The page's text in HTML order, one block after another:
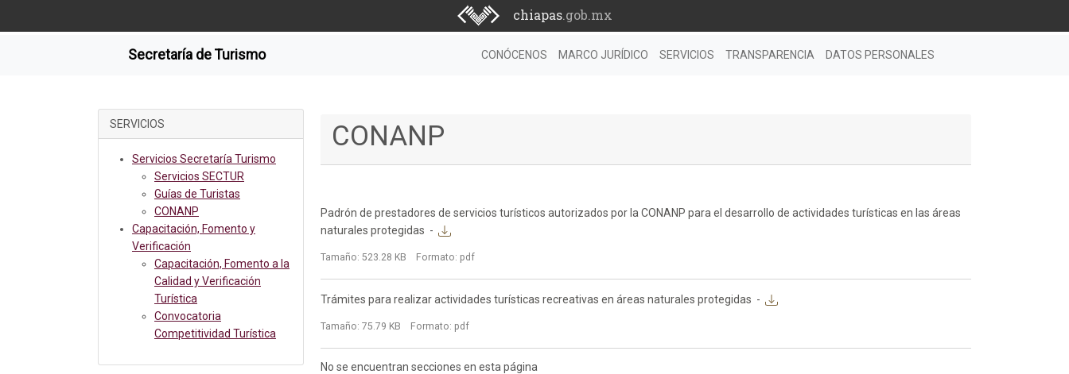
chiapas.gob.mx
Secretaría de Turismo CONÓCENOS MARCO JURÍDICO SERVICIOS TRANSPARENCIA DATOS PERSONALES
SERVICIOS
Servicios Secretaría Turismo
Servicios SECTUR
Guías de Turistas
CONANP
Capacitación, Fomento y
Verificación
Capacitación, Fomento a la
Calidad y Verificación
Turística
Convocatoria
Competitividad Turística
CONANP
Padrón de prestadores de servicios turísticos autorizados por la CONANP para el desarrollo de actividades turísticas en las áreas
naturales protegidas -
Tamaño: 523.28 KB Formato: pdf
Trámites para realizar actividades turísticas recreativas en áreas naturales protegidas -
Tamaño: 75.79 KB Formato: pdf
No se encuentran secciones en esta página